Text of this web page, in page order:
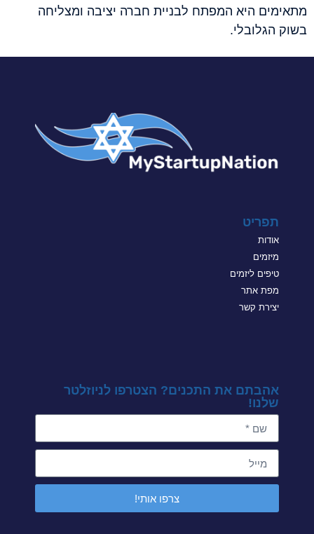
מתאימים היא המפתח לבניית חברה יציבה ומצליחה
בשוק הגלובלי.
תפריט
אודות
מיזמים
טיפים ליזמים
מפת אתר
יצירת קשר
אהבתם את התכנים? הצטרפו לניוזלטר
שלנו!
צרפו אותי!